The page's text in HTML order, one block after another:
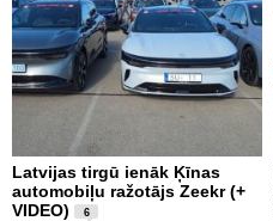
Latvijas tirgū ienāk Ķīnas
automobiļu ražotājs Zeekr (+
VIDEO)
6